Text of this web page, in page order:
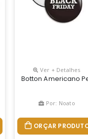
Prima Metal
Ver + Detalhes
Botton Americano
Por: Noato
ORÇAR